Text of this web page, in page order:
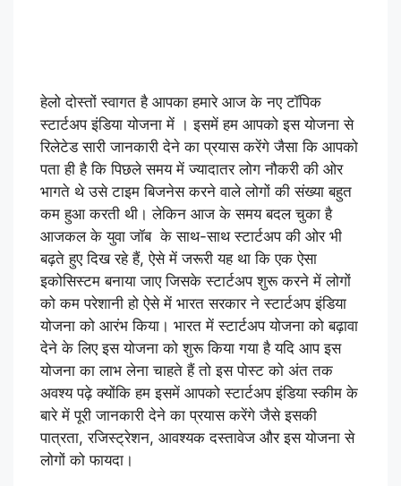
हेलो दोस्तों स्वागत है आपका हमारे आज के नए टॉपिक
स्टार्टअप इंडिया योजना में । इसमें हम आपको इस योजना से
रिलेटेड सारी जानकारी देने का प्रयास करेंगे जैसा कि आपको
पता ही है कि पिछले समय में ज्यादातर लोग नौकरी की ओर
भागते थे उसे टाइम बिजनेस करने वाले लोगों की संख्या बहुत
कम हुआ करती थी। लेकिन आज के समय बदल चुका है
आजकल के युवा जॉब के साथ-साथ स्टार्टअप की ओर भी
बढ़ते हुए दिख रहे हैं, ऐसे में जरूरी यह था कि एक ऐसा
इकोसिस्टम बनाया जाए जिसके स्टार्टअप शुरू करने में लोगों
को कम परेशानी हो ऐसे में भारत सरकार ने स्टार्टअप इंडिया
योजना को आरंभ किया। भारत में स्टार्टअप योजना को बढ़ावा
देने के लिए इस योजना को शुरू किया गया है यदि आप इस
योजना का लाभ लेना चाहते हैं तो इस पोस्ट को अंत तक
अवश्य पढ़े क्योंकि हम इसमें आपको स्टार्टअप इंडिया स्कीम के
बारे में पूरी जानकारी देने का प्रयास करेंगे जैसे इसकी
पात्रता, रजिस्ट्रेशन, आवश्यक दस्तावेज और इस योजना से
लोगों को फायदा।